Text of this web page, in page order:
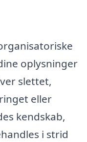
oplysninger
slettet,
eller
kendskab,
i strid